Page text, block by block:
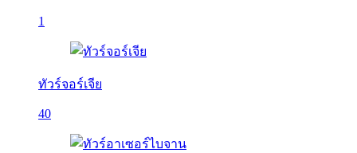
1
ทัวร์จอร์เจีย
40